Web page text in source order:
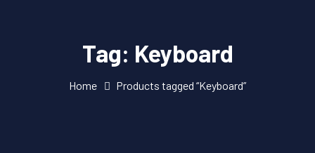
Tag: Keyboard
Home Products tagged “Keyboard”